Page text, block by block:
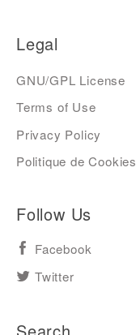
Legal
GNU/GPL License
Terms of Use
Privacy Policy
Politique de Cookies
Follow Us
Facebook
Twitter